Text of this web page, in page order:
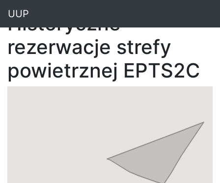
UUP
Historyczne
rezerwacje strefy
powietrznej EPTS2C